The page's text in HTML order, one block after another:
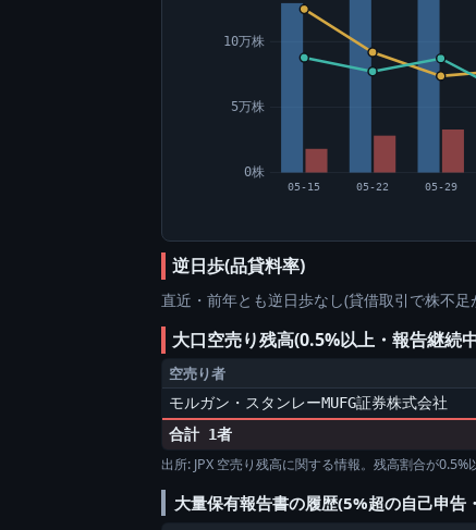
0株
5万株
10万株
05-15 05-22 05-29
逆日歩(品貸料率)
直近・前年とも逆日歩なし(貸借取引で株不足
大口空売り残高(0.5%以上・報告継
空売り者
モルガン・スタンレーMUFG証券株式会社
合計 1者
出所: JPX 空売り残高に関する情報。残高割合が
大量保有報告書の履歴(5%超の自己申告